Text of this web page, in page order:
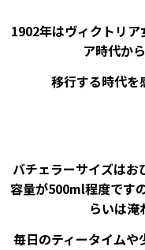
1902年はヴィクトリ
ア時代か
移行する時代を
バチェラーサイズはお
容量が500ml程度です
らいは淹
毎日のティータイムや